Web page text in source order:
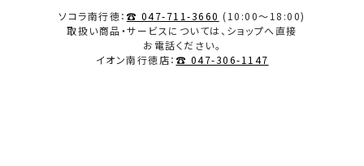
ソコラ南行徳： ☎ 047-711-3660 (10:00～18:00)
取扱い商品・サービスについては、ショップへ直接
お電話ください。
イオン南行徳店： ☎ 047-306-1147